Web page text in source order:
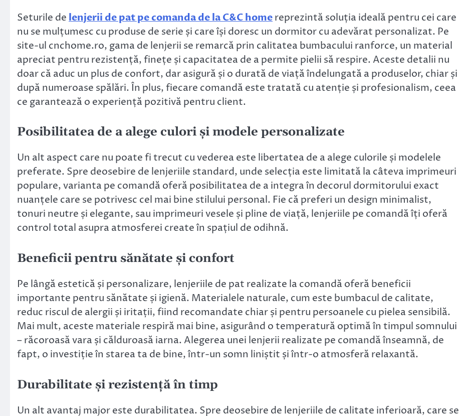
Seturile de lenjerii de pat pe comanda de la C&C homereprezintă soluția ideală pentru cei care
nu se mulțumesc cu produse de serie și care își doresc un dormitor cu adevărat personalizat. Pe
site-ul cnchome.ro, gama de lenjerii se remarcă prin calitatea bumbacului ranforce, un material
apreciat pentru rezistență, finețe și capacitatea de a permite pielii să respire. Aceste detalii nu
doar că aduc un plus de confort, dar asigură și o durată de viață îndelungată a produselor, chiar și
după numeroase spălări. În plus, fiecare comandă este tratată cu atenție și profesionalism, ceea
ce garantează o experiență pozitivă pentru client.
Posibilitatea de a alege culori și modele personalizate
Un alt aspect care nu poate fi trecut cu vederea este libertatea de a alege culorile și modelele
preferate. Spre deosebire de lenjeriile standard, unde selecția este limitată la câteva imprimeuri
populare, varianta pe comandă oferă posibilitatea de a integra în decorul dormitorului exact
nuanțele care se potrivesc cel mai bine stilului personal. Fie că preferi un design minimalist,
tonuri neutre și elegante, sau imprimeuri vesele și pline de viață, lenjeriile pe comandă îți oferă
control total asupra atmosferei create în spațiul de odihnă.
Beneficii pentru sănătate și confort
Pe lângă estetică și personalizare, lenjeriile de pat realizate la comandă oferă beneficii
importante pentru sănătate și igienă. Materialele naturale, cum este bumbacul de calitate,
reduc riscul de alergii și iritații, fiind recomandate chiar și pentru persoanele cu pielea sensibilă.
Mai mult, aceste materiale respiră mai bine, asigurând o temperatură optimă în timpul somnului
– răcoroasă vara și călduroasă iarna. Alegerea unei lenjerii realizate pe comandă înseamnă, de
fapt, o investiție în starea ta de bine, într-un somn liniștit și într-o atmosferă relaxantă.
Durabilitate și rezistență în timp
Un alt avantaj major este durabilitatea. Spre deosebire de lenjeriile de calitate inferioară, care se